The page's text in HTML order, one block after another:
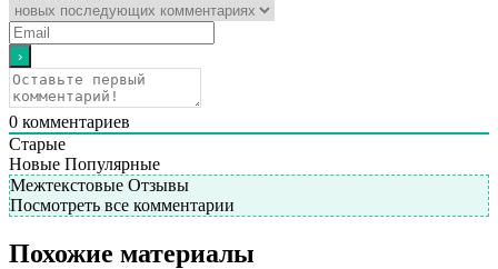
0 комментариев
Старые
Новые Популярные
Межтекстовые Отзывы
Посмотреть все комментарии
Похожие материалы